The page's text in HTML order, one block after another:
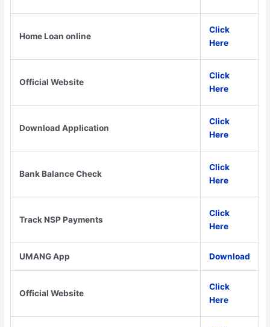
Home Loan online
Click
Here
Official Website
Click
Here
Download Application
Click
Here
Bank Balance Check
Click
Here
Track NSP Payments
Click
Here
UMANG App Download
Official Website
Click
Here